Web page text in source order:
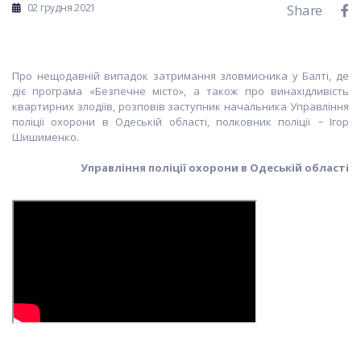
02 грудня 2021 Share
Про нещодавній випадок затримання зловмисника у Балті, де
діє програма «Безпечне місто», а також про винахідливість
квартирних злодіїв, розповів заступник начальника Управління
поліції охорони в Одеській області, полковник поліції− Ігор
Шишименко.
Управління поліції охорони в Одеській області